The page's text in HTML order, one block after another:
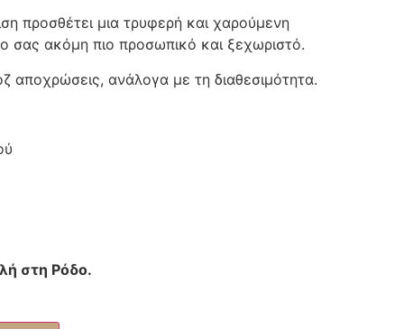
προσθέτει μια τρυφερή και χαρούμενη
σας ακόμη πιο προσωπικό και ξεχωριστό.
αποχρώσεις, ανάλογα με τη διαθεσιμότητα.
στη Ρόδο.